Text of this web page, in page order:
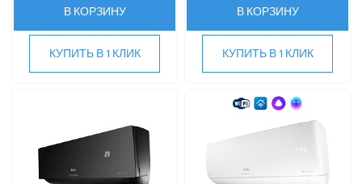
Green
Hi
IGC
Kentatsu
В КОРЗИНУ
КУПИТЬ В 1 КЛИК
В КОРЗИНУ
КУПИТЬ В 1 КЛИК